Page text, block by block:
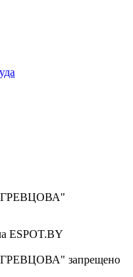
ESPOT.BY
запрещено